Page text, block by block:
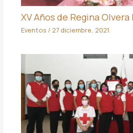
XV Años de Regina Olvera
Eventos / 27 diciembre, 2021